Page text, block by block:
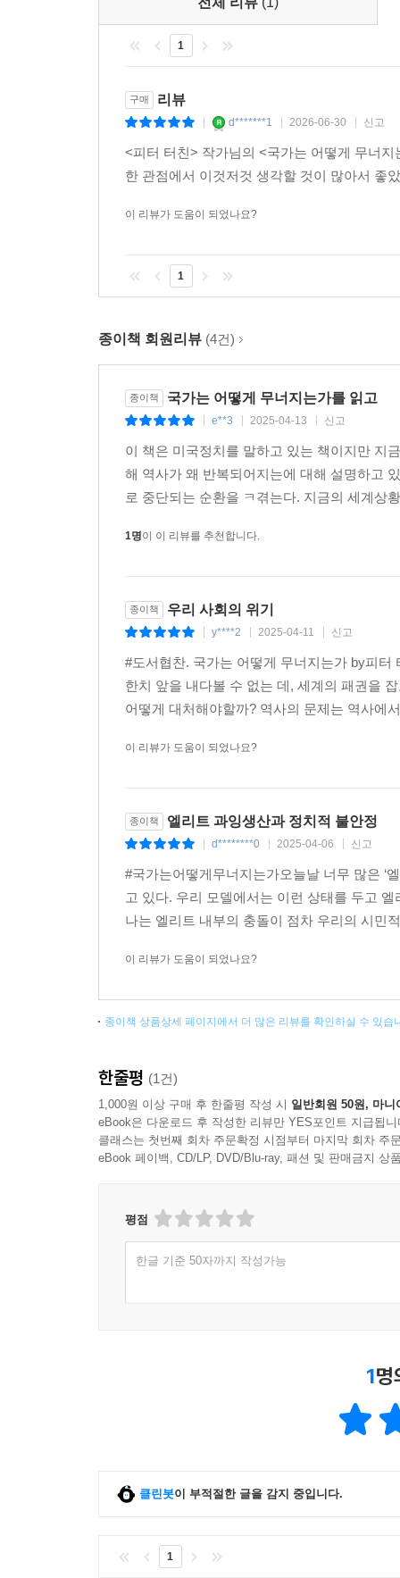
뉴딜 시대에 노동계급의 정당이었던 민주당은 상
장악되었다). 둘째, 미국의 엘리트 과잉생산 현
늘어났다(인플레이션을 조정한 수치다). 또한
비해 2018년과 2022년에는 선거에 출마하는
미치지 못하고 있다(기본소득 담론으로 유명한 가
대중의 궁핍화와 엘리트 과잉생산, 그리고 이로
사회를 지탱하던 사회계약이 약화되고 국민적
엘리트 과잉생산으로 달라진 역사적 경로
미국 남북전쟁을 촉발한 요인은 대중의 궁핍
임금으로 지불된 액수의 비중)이 50% 가까이 감
기대수명이 8년 감소하고, 신장이 줄었다. 불만
그리고 엘리트 과잉생산이 있었다. 1820년대 이
지배층이었던 남부의 부자들과 철도, 철강, 광업
싸움이었다. 링컨도 처음에는 노예제를 폐지하
식료품 가격 상승, 저임금 등에 맞선 대규모 대
있었다. 1990년대 이전에는 이집트 젊은이 가
(무르시 정권)을 전복함으로써 이집트는 다시 군사
번영과 안정을 누리는 것을 보면 아이러니하다
집단의 성격이 다르기 때문이었다. 우크라이나는
막았다. 2020년 루카셴코 정권에 반대하는 대
엘리트들과 탄탄한 연계를 구축했고 변절자는
것이다.
역사의 교훈들: 어떻게 위기에서 벗어날 수 있는가
3분의 2 정도의 사례에서 엘리트 계층이 평민 계
19세기 중반의 영국은 의심할 여지 없이 정치적
대학 입학자 수가 크게 늘어나기 시작했다.
영국이 겪던 정치적 불안정의 정도를 파악할 수
잇따르자 영국의 정치 엘리트들은 결정적 개혁
50년간 두 배로 높아졌다. 한 역사학자가 말한
또 다른 사례로는 1930년대 이후 1960년대까지
소련의 사회주의 혁명으로 불안감이 고조되자
줄어 향후 수십 년간 실질임금을 끌어올리는
터친은 역사에는 되풀이되는 중요한 양상들이
1
구매 리뷰
d*******1 2026-06-30 신고
<피터 터친> 작가님의 <국가는 어떻게 무너
한 관점에서 이것저것 생각할 것이 많아서 좋
이 리뷰가 도움이 되었나요?
1
종이책 회원리뷰 (4건)
종이책 국가는 어떻게 무너지는가를 읽고
e**3 2025-04-13 신고
이 책은 미국정치를 말하고 있는 책이지만 지
해 역사가 왜 반복되어지는에 대해 설명하고
로 중단되는 순환을 ㅋ겪는다. 지금의 세계상
1명이 이 리뷰를 추천합니다.
종이책 우리 사회의 위기
y****2 2025-04-11 신고
#도서협찬. 국가는 어떻게 무너지는가 by피
한치 앞을 내다볼 수 없는 데, 세계의 패권을
어떻게 대처해야할까? 역사의 문제는 역사에
이 리뷰가 도움이 되었나요?
종이책 엘리트 과잉생산과 정치적 불안정
d********0 2025-04-06 신고
#국가는어떻게무너지는가오늘날 너무 많은 ‘
고 있다. 우리 모델에서는 이런 상태를 두고
나는 엘리트 내부의 충돌이 점차 우리의 시민
이 리뷰가 도움이 되었나요?
종이책 상품상세 페이지에서 더 많은 리뷰를 확인하실 수 있습
한줄평 (1건)
1,000원 이상 구매 후 한줄평 작성 시 일반회원 50원, 마니
eBook은 다운로드 후 작성한 리뷰만 YES포인트 지급됩니
클래스는 첫번째 회차 주문확정 시점부터 마지막 회차 주
eBook 페이백, CD/LP, DVD/Blu-ray, 패션 및 판매금지 상
평점
한글 기준 50자까지 작성가능
1명
클린봇이 부적절한 글을 감지 중입니다.
1